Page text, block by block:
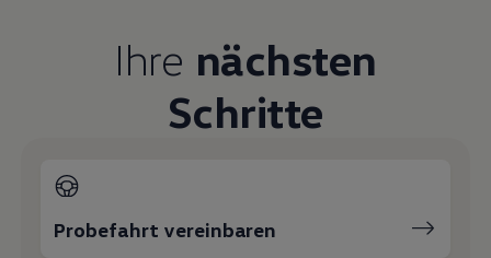
Ihre nächsten
Schritte
Probefahrt vereinbaren